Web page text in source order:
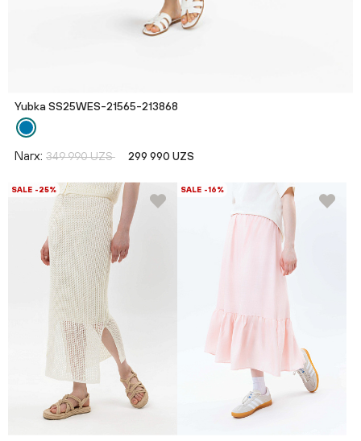
Yubka SS25WES-21565-213868
Narx: 349 990 UZS 299 990 UZS
SALE -25% SALE -16%